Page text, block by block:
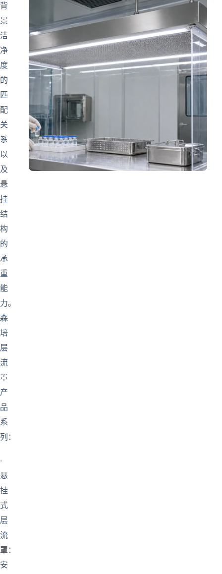
背
景
洁
净
度
的
匹
配
关
系
以
及
悬
挂
结
构
的
承
重
能
力。
森
培
层
流
罩
产
品
系
列：
·
悬
挂
式
层
流
罩：
安